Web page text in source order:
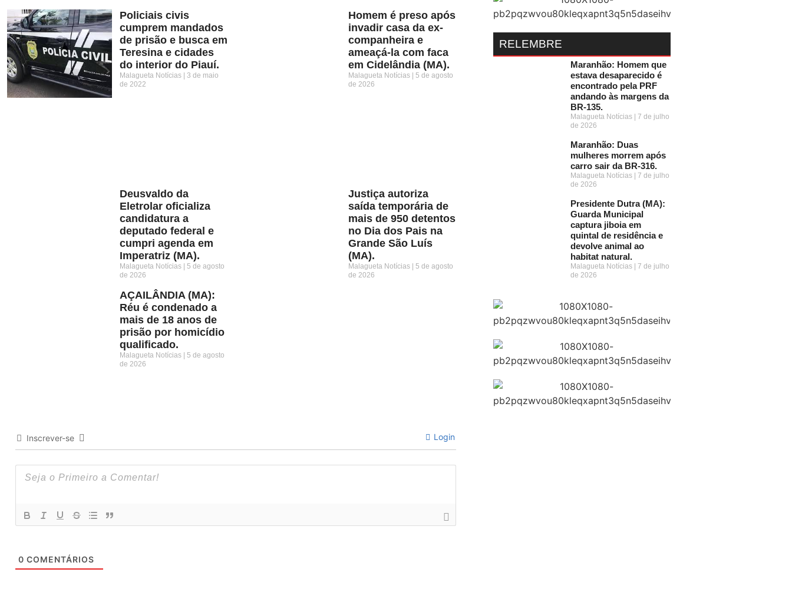
Policiais civis
cumprem mandados
de prisão e busca em
Teresina e cidades
do interior do Piauí.
Malagueta Notícias
3 de maio
de 2022
Homem é preso após
invadir casa da ex-
companheira e
ameaçá-la com faca
em Cidelândia (MA).
Malagueta Notícias
5 de agosto
de 2026
Deusvaldo da
Eletrolar oficializa
candidatura a
deputado federal e
cumpri agenda em
Imperatriz (MA).
Malagueta Notícias
5 de agosto
de 2026
Justiça autoriza
saída temporária de
mais de 950 detentos
no Dia dos Pais na
Grande São Luís
(MA).
Malagueta Notícias
5 de agosto
de 2026
AÇAILÂNDIA (MA):
Réu é condenado a
mais de 18 anos de
prisão por homicídio
qualificado.
Malagueta Notícias
5 de agosto
de 2026
Inscrever-se Login
0 COMENTÁRIOS
RELEMBRE
Maranhão: Homem que
estava desaparecido é
encontrado pela PRF
andando às margens da
BR-135.
Malagueta Notícias
7 de julho
de 2026
Maranhão: Duas
mulheres morrem após
carro sair da BR-316.
Malagueta Notícias
7 de julho
de 2026
Presidente Dutra (MA):
Guarda Municipal
captura jiboia em
quintal de residência e
devolve animal ao
habitat natural.
Malagueta Notícias
7 de julho
de 2026